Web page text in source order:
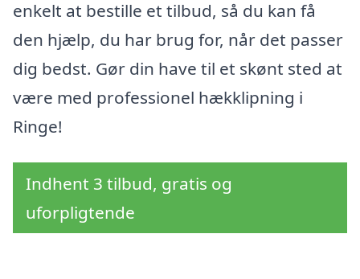
enkelt at bestille et tilbud, så du kan få
den hjælp, du har brug for, når det passer
dig bedst. Gør din have til et skønt sted at
være med professionel hækklipning i
Ringe!
Indhent 3 tilbud, gratis og
uforpligtende